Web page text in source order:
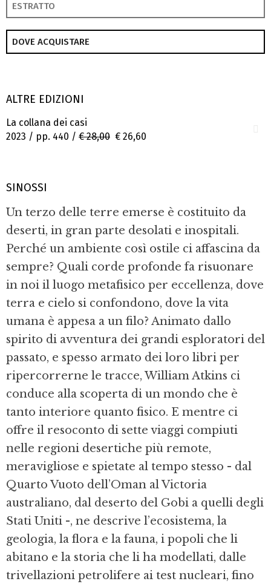
ESTRATTO
DOVE ACQUISTARE
ALTRE EDIZIONI
La collana dei casi
2023 / pp. 440 / € 28,00 € 26,60
SINOSSI
Un terzo delle terre emerse è costituito da
deserti, in gran parte desolati e inospitali.
Perché un ambiente così ostile ci affascina da
sempre? Quali corde profonde fa risuo­nare
in noi il luogo metafisico per eccellen­za, dove
terra e cielo si confondono, dove la vita
umana è appesa a un filo? Animato dallo
spirito di avventura dei grandi esplo­ratori del
passato, e spesso armato dei loro libri per
ripercorrerne le tracce, William Atkins ci
conduce alla scoperta di un mon­do che è
tanto interiore quanto fisico. E mentre ci
offre il resoconto di sette viaggi compiuti
nelle regioni desertiche più re­mote,
meravigliose e spietate al tempo stes­so - dal
Quarto Vuoto dell’Oman al Victo­ria
australiano, dal deserto del Gobi a quel­li degli
Stati Uniti -, ne descrive l’ecosiste­ma, la
geologia, la flora e la fauna, i popoli che li
abitano e la storia che li ha modella­ti, dalle
trivellazioni petrolifere ai test nu­cleari, fino